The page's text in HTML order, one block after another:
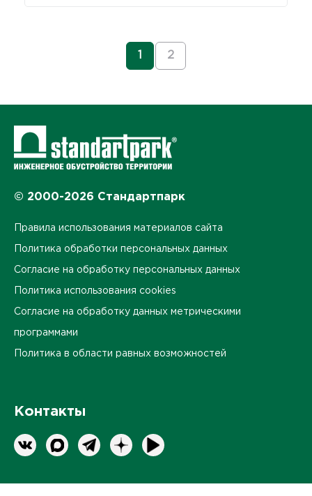
2
© 2000-2026 Стандартпарк
Правила использования материалов сайта
Политика обработки персональных данных
Согласие на обработку персональных данных
Политика использования cookies
Согласие на обработку данных метрическими
программами
Политика в области равных возможностей
Контакты